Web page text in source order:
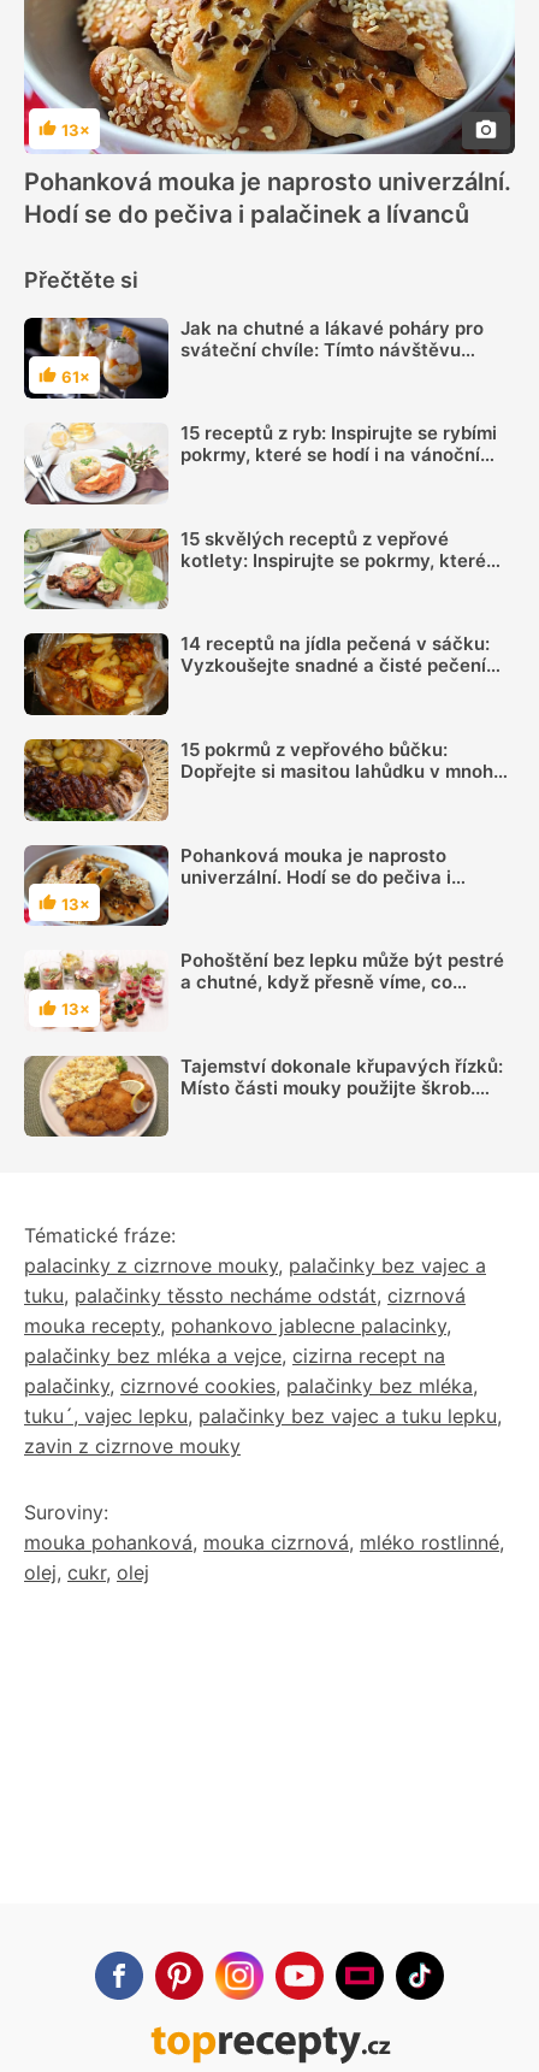
Hodnocení
13×
Pohanková mouka je naprosto univerzální.
Hodí se do pečiva i palačinek a lívanců
Přečtěte si
Hodnocení
61×
Jak na chutné a lákavé poháry pro
sváteční chvíle: Tímto návštěvu
15 receptů z ryb: Inspirujte se rybími
pokrmy, které se hodí i na vánoční
15 skvělých receptů z vepřové
kotlety: Inspirujte se pokrmy, které
14 receptů na jídla pečená v sáčku:
Vyzkoušejte snadné a čisté pečení
15 pokrmů z vepřového bůčku:
Dopřejte si masitou lahůdku v mnoha
Hodnocení
13×
Pohanková mouka je naprosto
univerzální. Hodí se do pečiva i
Hodnocení
13×
Pohoštění bez lepku může být pestré
a chutné, když přesně víme, co
Tajemství dokonale křupavých řízků:
Místo části mouky použijte škrob.
Tématické fráze:
palacinky z cizrnove mouky, palačinky bez vajec a
tuku, palačinky těssto necháme odstát, cizrnová
mouka recepty, pohankovo jablecne palacinky,
palačinky bez mléka a vejce, cizirna recept na
palačinky, cizrnové cookies, palačinky bez mléka,
tuku´, vajec lepku, palačinky bez vajec a tuku lepku,
zavin z cizrnove mouky
Suroviny:
mouka pohanková, mouka cizrnová, mléko rostlinné,
olej, cukr, olej